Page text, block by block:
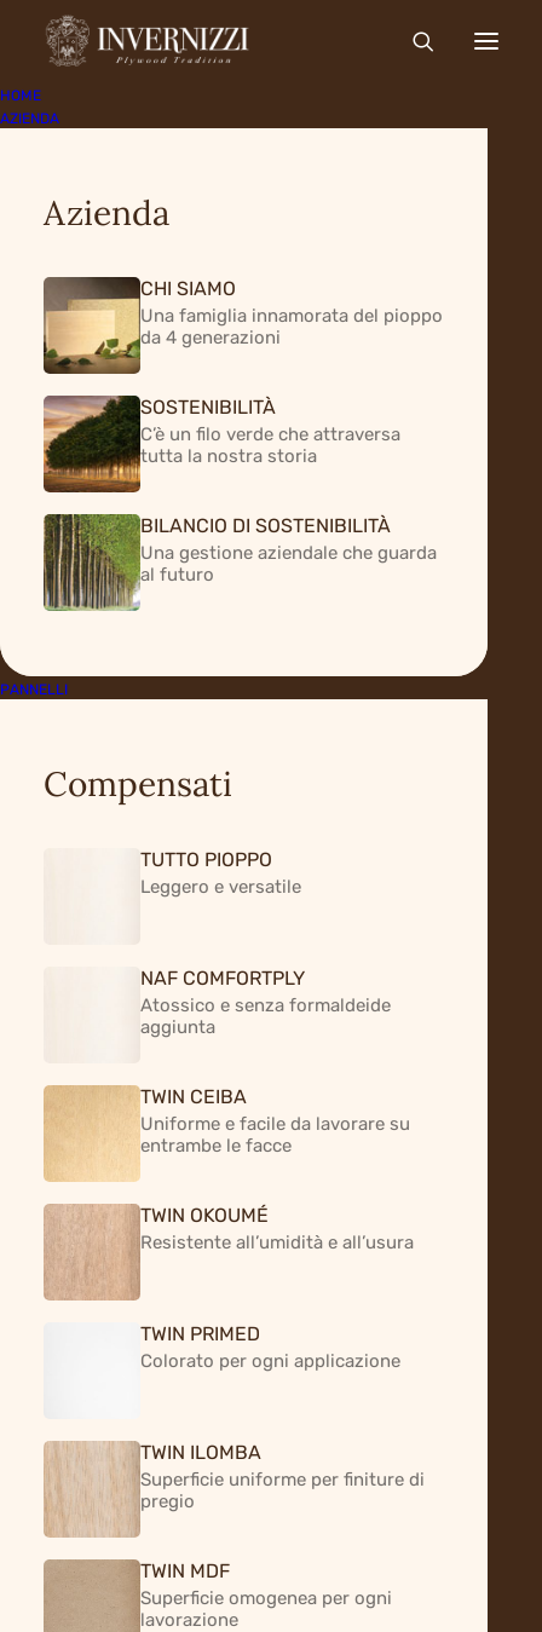
HOME
AZIENDA
Azienda
CHI SIAMO
Una famiglia innamorata del pioppo
da 4 generazioni
SOSTENIBILITÀ
C’è un filo verde che attraversa
tutta la nostra storia
BILANCIO DI SOSTENIBILITÀ
Una gestione aziendale che guarda
al futuro
PANNELLI
Compensati
TUTTO PIOPPO
Leggero e versatile
NAF COMFORTPLY
Atossico e senza formaldeide
aggiunta
TWIN CEIBA
Uniforme e facile da lavorare su
entrambe le facce
TWIN OKOUMÉ
Resistente all’umidità e all’usura
TWIN PRIMED
Colorato per ogni applicazione
TWIN ILOMBA
Superficie uniforme per finiture di
pregio
TWIN MDF
Superficie omogenea per ogni
lavorazione
Home Il Pioppo
Quando la materia prima è di
qualità, tutto ciò che ne
deriva lo è
Il pioppo rappresenta il pilastro
dell’industria del compensato
e a tecnologie di lavorazione
sempre più avanzate. Un materiale
omogeneo, leggero, resistente e
facilmente lavorabile.
È utilizzato in ambiti diversi
versatilità. Dall’edilizia
all’arredamento, fino alla
dimostrare la sua capacità di
adattarsi e performare. È una
materiale che si lascia trasformare
nei quali viene utilizzato.